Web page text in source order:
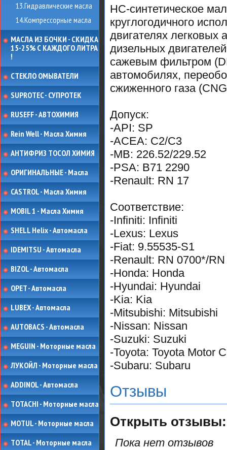
13.Гидравлические масла
14.Компрессорные масла
МАСЛА ИЗ БОЧКИ - СКИДКА
15-25% С КАЖДОГО ЛИТРА
!
СТЕКЛО ОМЫВАТЕЛИ
SUPROTEC - СУПРОТЕК
RUSEFF - АВТОХИМИЯ
Rein Well - Масла Химия
АНТИФРИЗ ТОСОЛ ХИМИЯ
ОРИГИНАЛЬНЫЕ - Масла
CASTROL - Масла Химия
MOBIL 1 - Масла Химия
SHELL Helix - Автомасла
IDEMITSU - Автомасла
BIZOL - Автомасла
OPET - Автомасла
LUBEX - Автомасла
AUTOBACS - Автомасла
MEGUIN - Моторные масла
ЛУКОЙЛ - Моторные масла
ADDINOL - Автомасла
TOTACHI - Моторные масла
MOTUL - Моторные масла
TOTAL - Моторные масла
HC-синтетическое
круглогодичного
двигателях
дизельных
сажевым фильтром
автомобилях,
сжиженного газа
Допуск:
-API: SP
-ACEA: C2/C3
-MB: 226.52/229.52
-PSA: B71 2290
-Renault: RN 17
Соответствие:
-Infiniti: Infiniti
-Lexus: Lexus
-Fiat: 9.55535-S1
-Renault: RN 0700*/
-Honda: Honda
-Hyundai: Hyundai
-Kia: Kia
-Mitsubishi: Mitsubishi
-Nissan: Nissan
-Suzuki: Suzuki
-Toyota: Toyota Motor
-Subaru: Subaru
Отзывы
Открыть
Пока нет отзывов